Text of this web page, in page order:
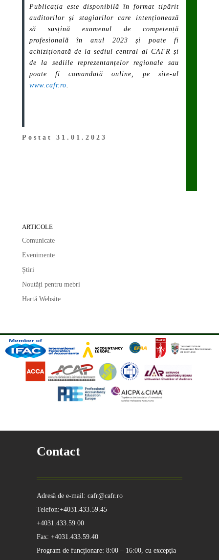
Publicația este disponibilă în format tipărit
auditorilor și stagiarilor care intenționează
să susțină examenul de competență
profesională în anul 2023 și poate fi
achiziționată de la sediul central al CAFR și
de la sediile reprezentanțelor regionale sau
poate fi comandată online, pe site-ul
www.cafr.ro
Postat 31.01.2023
ARTICOLE
Comunicate
Evenimente
Știri
Noutăți pentru mebri
Hartă Website
Contact
Adresă de e-mail: cafr@cafr.ro
Telefon:+4031.433.59.45
+4031.433.59.00
Fax: +4031.433.59.40
Program de funcționare: 8:00 – 16:00, cu excepţia